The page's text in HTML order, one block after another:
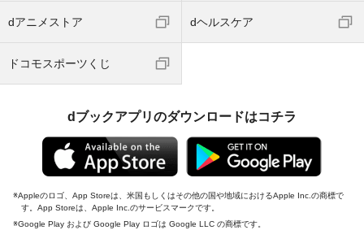
dアニメストア dヘルスケア
ドコモスポーツくじ
dブックアプリのダウンロードはコチラ
Appleのロゴ、App Storeは、米国もしくはその他の国や地域におけるApple Inc.の商標で
す。App Storeは、Apple Inc.のサービスマークです。
Google Play および Google Play ロゴは Google LLC の商標です。